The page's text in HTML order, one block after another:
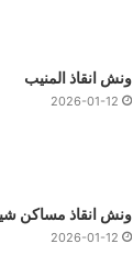
ونش انقاذ المنيب
2026-01-12
ونش انقاذ مساكن
2026-01-12